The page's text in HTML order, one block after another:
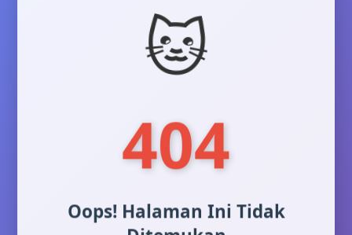
🐱
404
Oops! Halaman Ini Tidak